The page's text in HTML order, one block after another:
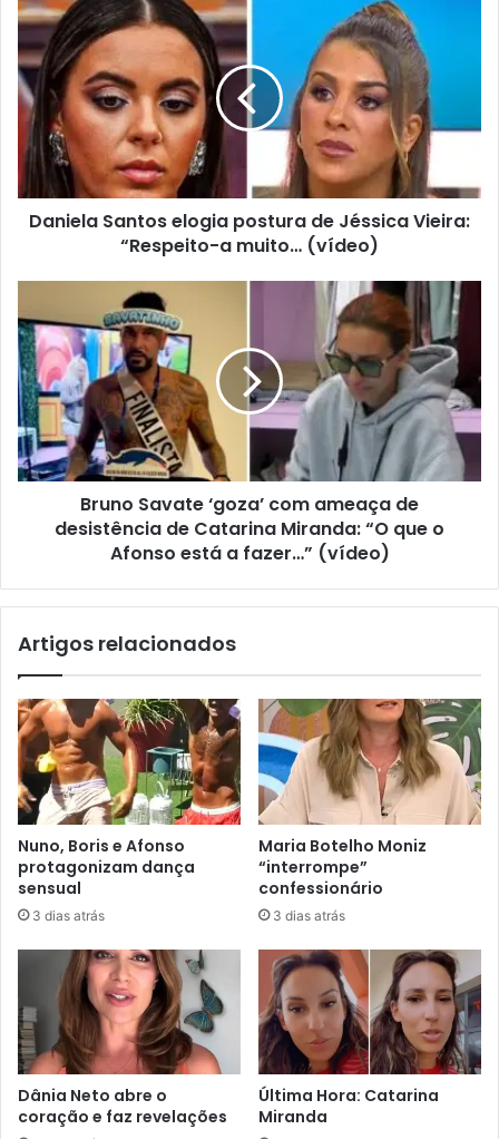
Daniela Santos elogia postura de Jéssica Vieira:
“Respeito-a muito… (vídeo)
Bruno Savate ‘goza’ com ameaça de
desistência de Catarina Miranda: “O que o
Afonso está a fazer…” (vídeo)
Artigos relacionados
Nuno, Boris e Afonso
protagonizam dança
sensual
3 dias atrás
Maria Botelho Moniz
“interrompe”
confessionário
3 dias atrás
Dânia Neto abre o
coração e faz revelações
Última Hora: Catarina
Miranda